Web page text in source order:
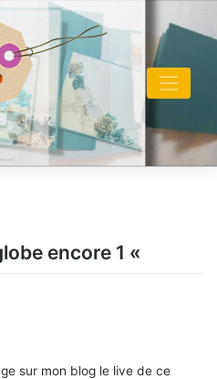
encore 1 «
sur mon blog le live de ce